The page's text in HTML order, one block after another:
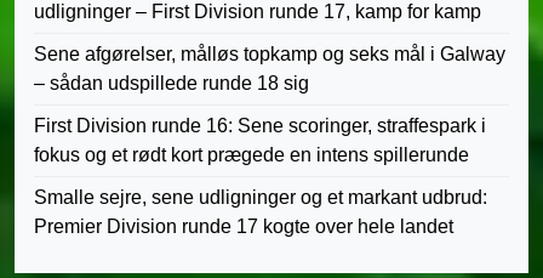
udligninger – First Division runde 17, kamp for kamp
Sene afgørelser, målløs topkamp og seks mål i Galway
– sådan udspillede runde 18 sig
First Division runde 16: Sene scoringer, straffespark i
fokus og et rødt kort prægede en intens spillerunde
Smalle sejre, sene udligninger og et markant udbrud:
Premier Division runde 17 kogte over hele landet